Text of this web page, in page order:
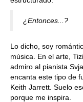
¿Entonces...?
Lo dicho, soy
música. En el arte,
admiro al pianista
encanta este tipo de
Keith Jarrett. Suelo
porque me inspira.